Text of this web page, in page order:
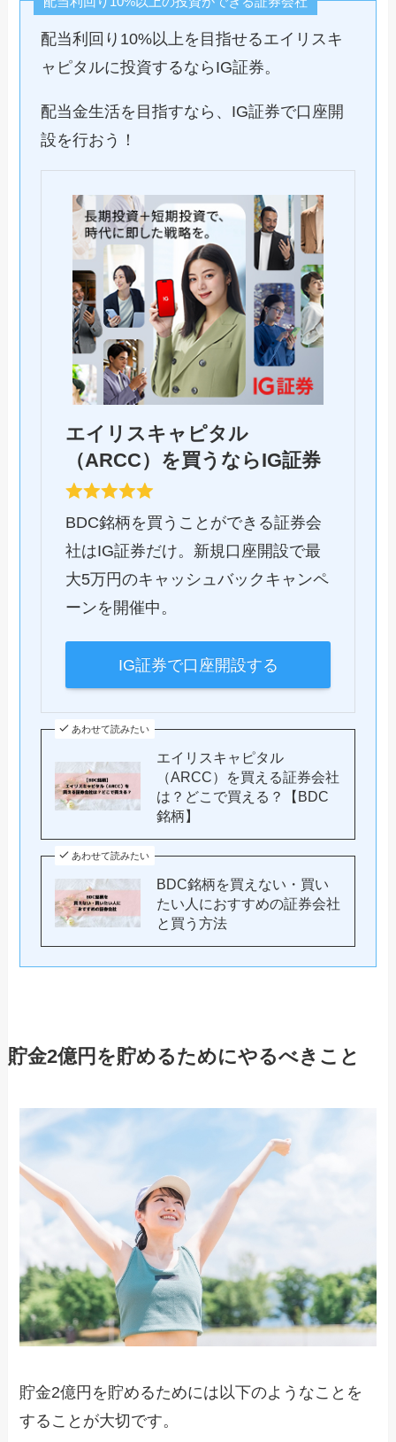
配当利回り10%以上を目指せるエイリスキ
ャピタルに投資するならIG証券。
配当金生活を目指すなら、IG証券で口座開
設を行おう！
エイリスキャピタル
（ARCC）を買うならIG証券
BDC銘柄を買うことができる証券会
社はIG証券だけ。新規口座開設で最
大5万円のキャッシュバックキャンペ
ーンを開催中。
IG証券で口座開設する
あわせて読みたい
エイリスキャピタル
（ARCC）を買える証券会社
は？どこで買える？【BDC
銘柄】
あわせて読みたい
BDC銘柄を買えない・買い
たい人におすすめの証券会社
と買う方法
貯金2億円を貯めるためにやるべきこと
貯金2億円を貯めるためには以下のようなことを
することが大切です。